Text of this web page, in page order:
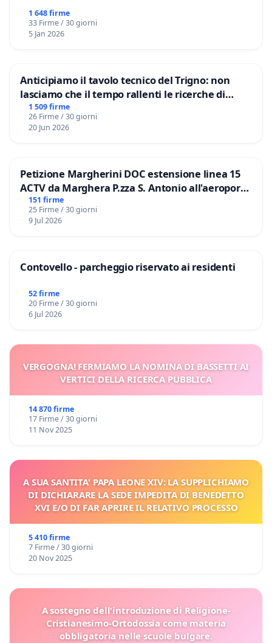
1 648 firme
33 Firme / 30 giorni
5 Jan 2026
Anticipiamo il tavolo tecnico del Trigno: non
lasciamo che il tempo rallenti le ricerche di
Domenico Racanati
1 509 firme
26 Firme / 30 giorni
20 Jun 2026
Petizione Margherini DOC estensione linea 15
ACTV da Marghera P.zza S. Antonio all'aeroporto
Marco Polo tariffa a € 1,50
151 firme
25 Firme / 30 giorni
9 Jul 2026
Contovello - parcheggio riservato ai residenti
52 firme
20 Firme / 30 giorni
6 Jul 2026
VERGOGNA! FERMIAMO LA NOMINA DI BASSETTI AI
VERTICI DELLA RICERCA PUBBLICA
14 870 firme
17 Firme / 30 giorni
11 Nov 2025
A SUA SANTITA' PAPA LEONE XIV: LA SUPPLICHIAMO
DI DICHIARARE LA SEDE IMPEDITA DI BENEDETTO
XVI E/O DI FAR APRIRE IL RELATIVO PROCESSO
5 410 firme
7 Firme / 30 giorni
20 Nov 2025
A sostegno dell'introduzione di Religione-
Cristianesimo-Ortodossia come materia
obbligatoria nelle scuole bulgare.